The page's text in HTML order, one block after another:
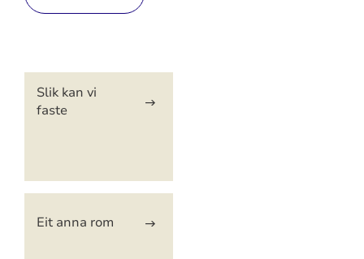
Artikkelsnarveger
Slik kan vi
faste
Eit anna rom